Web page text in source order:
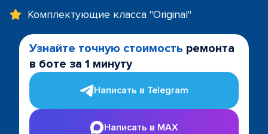
Комплектующие класса "Original"
Узнайте точную стоимость ремонта
в боте за 1 минуту
Написать в Telegram
Написать в MAX